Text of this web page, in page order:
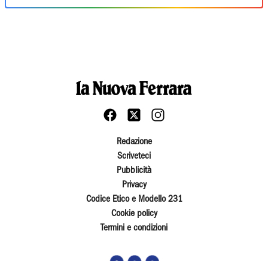
Redazione
Scriveteci
Pubblicità
Privacy
Codice Etico e Modello 231
Cookie policy
Termini e condizioni